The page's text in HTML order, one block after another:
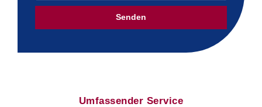
Senden
Umfassender Service